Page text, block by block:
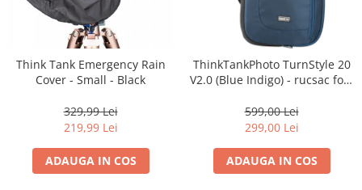
Think Tank Emergency Rain
Cover - Small - Black
329,99 Lei
219,99 Lei
ADAUGA IN COS
ThinkTankPhoto TurnStyle 20
V2.0 (Blue Indigo) - rucsac foto
599,00 Lei
299,00 Lei
ADAUGA IN COS